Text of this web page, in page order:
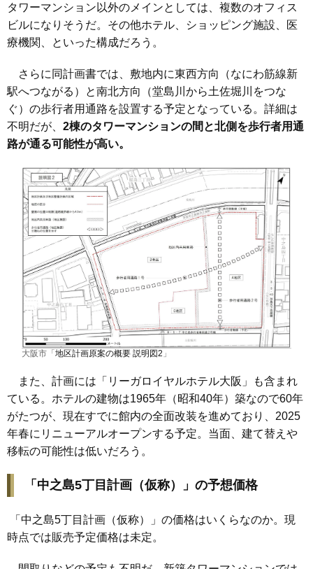
タワーマンション以外のメインとしては、複数のオフィス
ビルになりそうだ。その他ホテル、ショッピング施設、医
療機関、といった構成だろう。
さらに同計画書では、敷地内に東西方向（なにわ筋線新
駅へつながる）と南北方向（堂島川から土佐堀川をつな
ぐ）の歩行者用通路を設置する予定となっている。詳細は
不明だが、 2棟のタワーマンションの間と北側を歩行者用通
路が通る可能性が高い。
大阪市「地区計画原案の概要 説明図2 」
また、計画には「リーガロイヤルホテル大阪」も含まれ
ている。ホテルの建物は1965年（昭和40年）築なので60年
がたつが、現在すでに館内の全面改装を進めており、2025
年春にリニューアルオープンする予定。 当面、建て替えや
移転の可能性は低いだろう。
「中之島5丁目計画（仮称）」の予想価格
「中之島5丁目計画（仮称）」の価格はいくらなのか。現
時点では販売予定価格は未定。